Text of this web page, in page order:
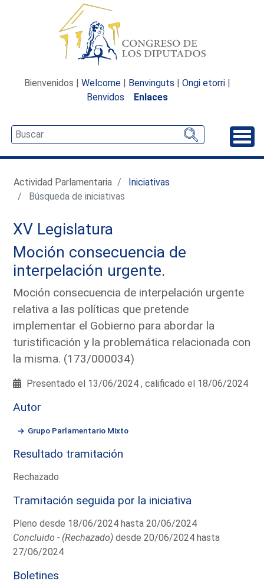
Bienvenidos | Welcome | Benvinguts | Ongi etorri |
Benvidos
Enlaces
Actividad Parlamentaria
Iniciativas
Búsqueda de iniciativas
XV Legislatura
Moción consecuencia de
interpelación urgente.
Moción consecuencia de interpelación urgente
relativa a las políticas que pretende
implementar el Gobierno para abordar la
turistificación y la problemática relacionada con
la misma. (173/000034)
Presentado el 13/06/2024 , calificado el 18/06/2024
Autor
Grupo Parlamentario Mixto
Resultado tramitación
Rechazado
Tramitación seguida por la iniciativa
Pleno desde 18/06/2024 hasta 20/06/2024
Concluido - (Rechazado) desde 20/06/2024 hasta
27/06/2024
Boletines